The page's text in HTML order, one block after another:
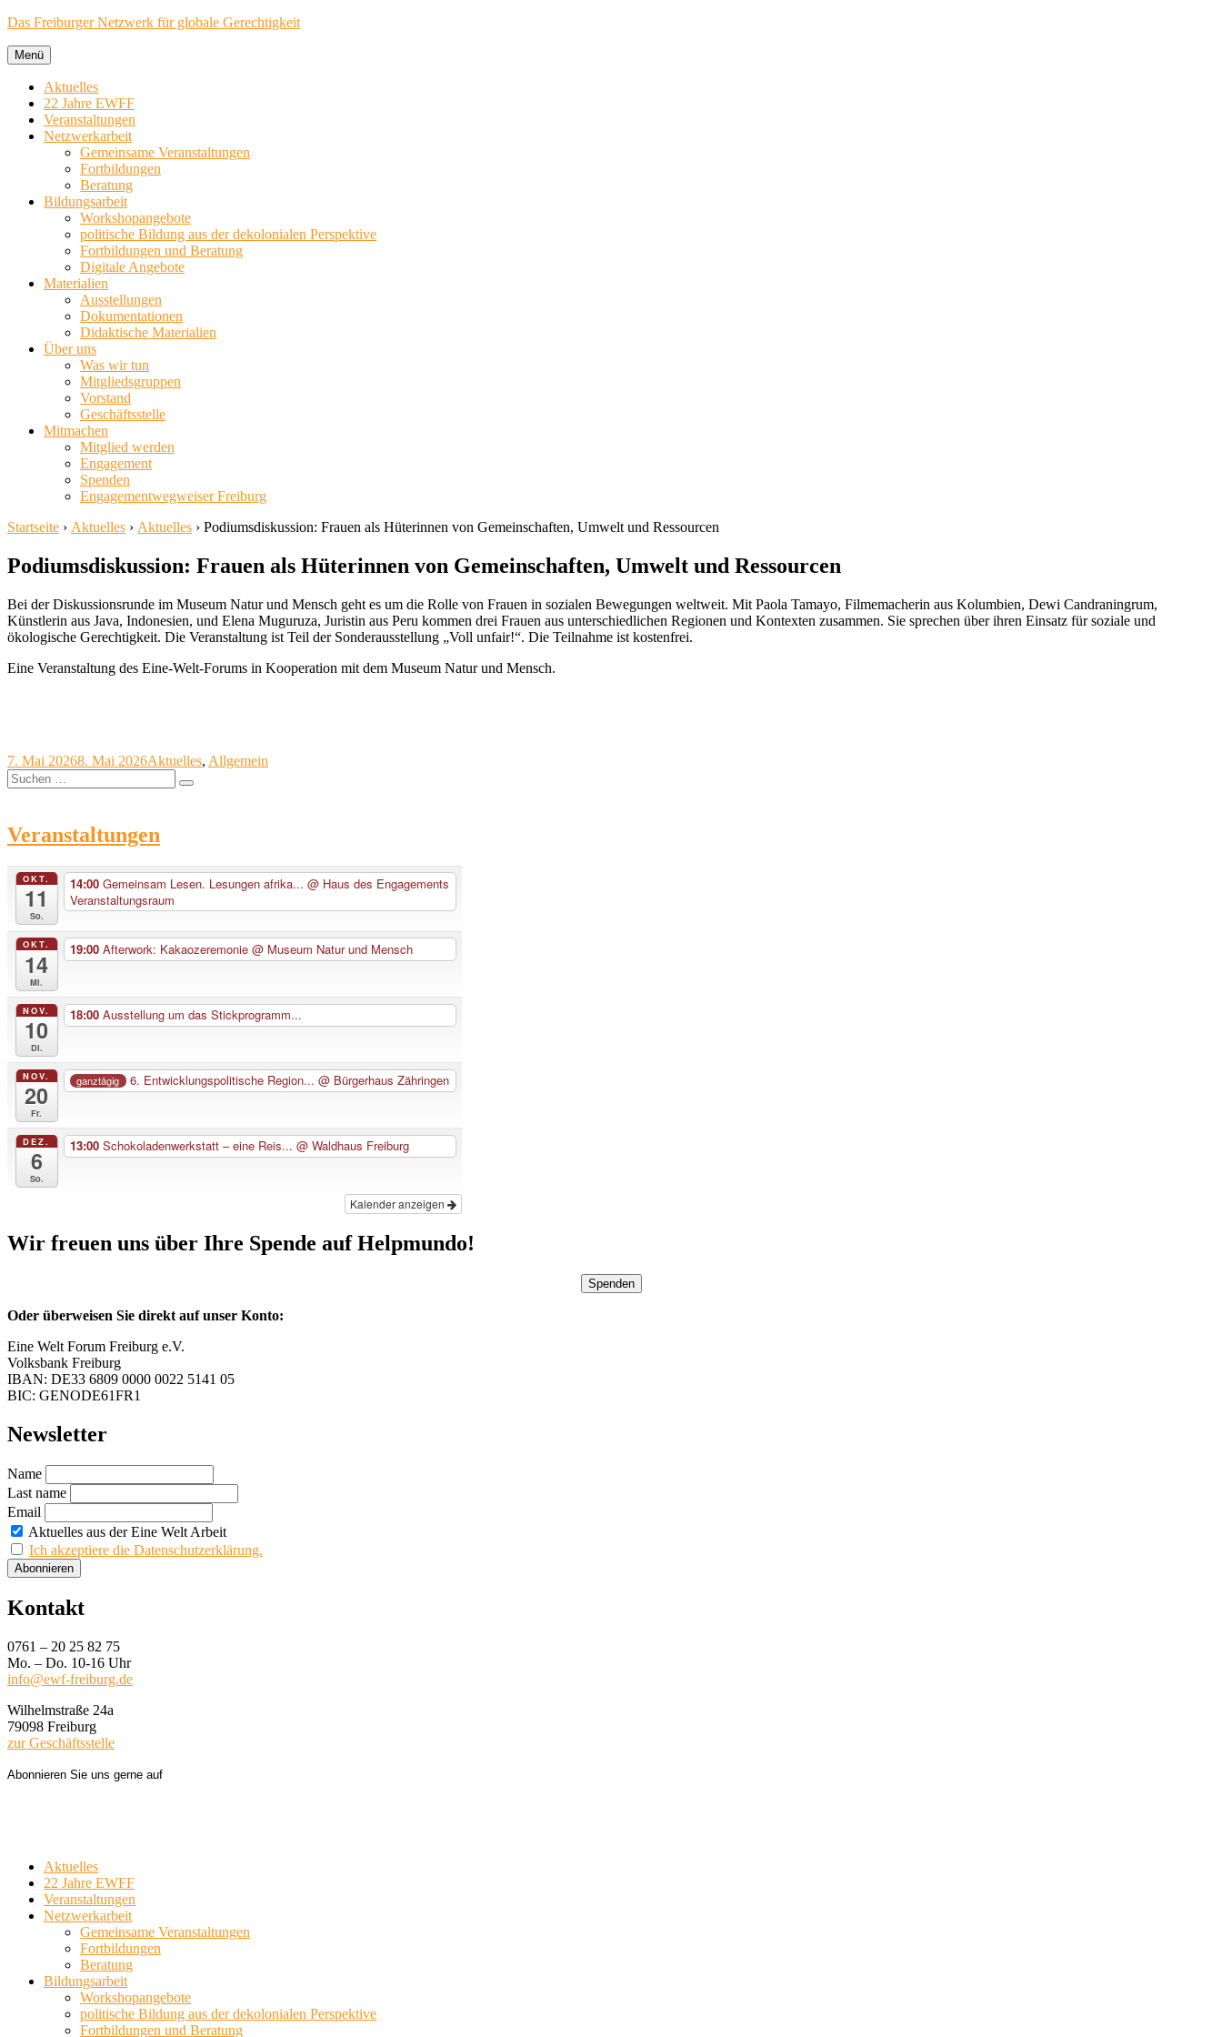
Zum
springen
Das Freiburger Netzwerk für globale Gerechtigkeit
Menü
Aktuelles
22 Jahre EWFF
Veranstaltungen
Netzwerkarbeit
Gemeinsame Veranstaltungen
Fortbildungen
Beratung
Bildungsarbeit
Workshopangebote
politische Bildung aus der dekolonialen Perspektive
Fortbildungen und Beratung
Digitale Angebote
Materialien
Ausstellungen
Dokumentationen
Didaktische Materialien
Über uns
Was wir tun
Mitgliedsgruppen
Vorstand
Geschäftsstelle
Mitmachen
Mitglied werden
Engagement
Spenden
Engagementwegweiser Freiburg
Startseite › Aktuelles › Aktuelles › Podiumsdiskussion: Frauen als Hüterinnen von Gemeinschaften, Umwelt und Ressourcen
Podiumsdiskussion: Frauen als Hüterinnen von Gemeinschaften, Umwelt und Ressourcen
Bei der Diskussionsrunde im Museum Natur und Mensch geht es um die Rolle von Frauen in sozialen Bewegungen weltweit. Mit Paola Tamayo, Filmemacherin aus Kolumbien, Dewi Candraningrum,
Künstlerin aus Java, Indonesien, und Elena Muguruza, Juristin aus Peru kommen drei Frauen aus unterschiedlichen Regionen und Kontexten zusammen. Sie sprechen über ihren Einsatz für soziale und
ökologische Gerechtigkeit. Die Veranstaltung ist Teil der Sonderausstellung „Voll unfair!“. Die Teilnahme ist kostenfrei.
Eine Veranstaltung des Eine-Welt-Forums in Kooperation mit dem Museum Natur und Mensch.
Veröffentlicht
am
7. Mai 20268. Mai 2026Kategorien
Aktuelles, Allgemein
Suche
nach:
Suchen
Veranstaltungen
OKT.
11
So.
14:00 Gemeinsam Lesen. Lesungen afrika... @ Haus des Engagements
Veranstaltungsraum
OKT.
14
Mi.
19:00 Afterwork: Kakaozeremonie @ Museum Natur und Mensch
NOV.
10
Di.
18:00 Ausstellung um das Stickprogramm...
NOV.
20
Fr.
ganztägig 6. Entwicklungspolitische Region...@ Bürgerhaus Zähringen
DEZ.
6
So.
13:00 Schokoladenwerkstatt – eine Reis... @ Waldhaus Freiburg
Kalender anzeigen
Wir freuen uns über Ihre Spende auf Helpmundo!
Spenden
Oder überweisen Sie direkt auf unser Konto:
Eine Welt Forum Freiburg e.V.
Volksbank Freiburg
IBAN: DE33 6809 0000 0022 5141 05
BIC: GENODE61FR1
Newsletter
Name
Last name
Email
Aktuelles aus der Eine Welt Arbeit
Ich akzeptiere die Datenschutzerklärung.
Kontakt
0761 – 20 25 82 75
Mo. – Do. 10-16 Uhr
info@ewf-freiburg.de
Wilhelmstraße 24a
79098 Freiburg
zur Geschäftsstelle
Abonnieren Sie uns gerne auf
Aktuelles
22 Jahre EWFF
Veranstaltungen
Netzwerkarbeit
Gemeinsame Veranstaltungen
Fortbildungen
Beratung
Bildungsarbeit
Workshopangebote
politische Bildung aus der dekolonialen Perspektive
Fortbildungen und Beratung